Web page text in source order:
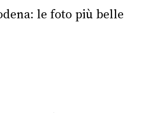
le foto più belle